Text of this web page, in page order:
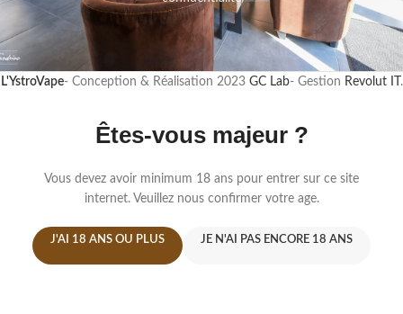
L'YstroVape- Conception & Réalisation 2023 GC Lab- Gestion Revolut IT .
Êtes-vous majeur ?
Vous devez avoir minimum 18 ans pour entrer sur ce site
internet. Veuillez nous confirmer votre age.
J'AI 18 ANS OU PLUS JE N'AI PAS ENCORE 18 ANS